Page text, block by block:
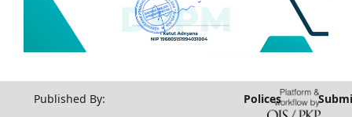
Published By:
Polices